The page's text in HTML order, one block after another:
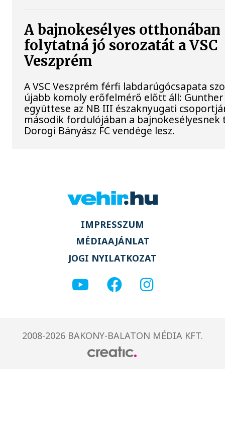
A bajnokesélyes otthonában
folytatná jó sorozatát a VSC
Veszprém
A VSC Veszprém férfi labdarúgócsapata
újabb komoly erőfelmérő előtt áll:
együttese az NB III északnyugati
második fordulójában a
Dorogi Bányász FC vendége lesz.
IMPRESSZUM
MÉDIAAJÁNLAT
JOGI NYILATKOZAT
2008-2026 BAKONY-BALATON MÉDIA KFT.